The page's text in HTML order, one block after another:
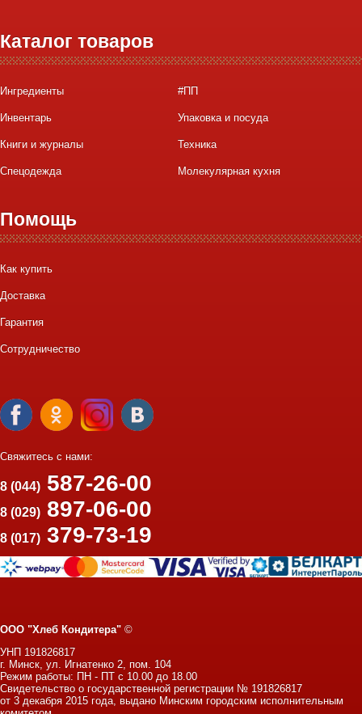
Каталог товаров
Ингредиенты #ПП
Инвентарь Упаковка и посуда
Книги и журналы Техника
Спецодежда Молекулярная кухня
Помощь
Как купить
Доставка
Гарантия
Сотрудничество
Свяжитесь с нами:
8 (044) 587-26-00
8 (029) 897-06-00
8 (017) 379-73-19
ООО "Хлеб Кондитера" ©
УНП 191826817
г. Минск, ул. Игнатенко 2, пом. 104
Режим работы: ПН - ПТ с 10.00 до 18.00
Свидетельство о государственной регистрации № 191826817
от 3 декабря 2015 года, выдано Минским городским исполнительным